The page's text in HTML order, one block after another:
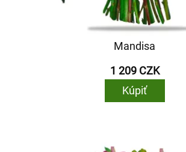
Mandisa
1 209 CZK
Kúpiť